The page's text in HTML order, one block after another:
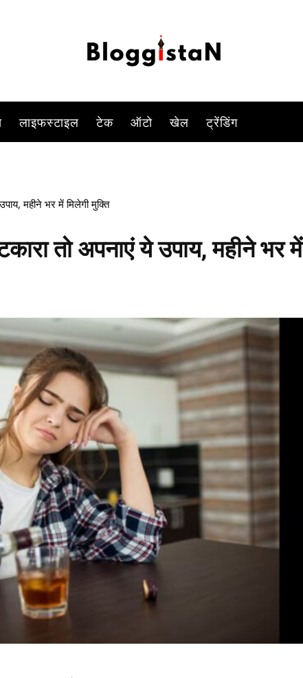
लाइफस्टाइल टेक ऑटो खेल ट्रेंडिंग
महीने भर में मिलेगी मुक्ति
तो अपनाएं ये उपाय, महीने भर में